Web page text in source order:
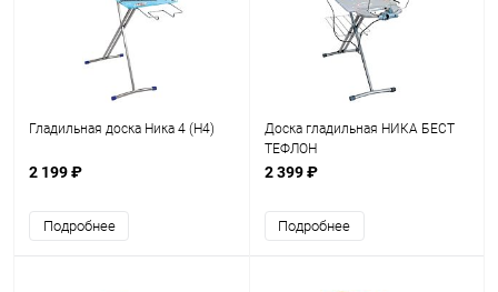
Гладильная доска Ника 4 (Н4)
2 199 ₽
Подробнее
Доска гладильная НИКА БЕСТ
ТЕФЛОН
2 399 ₽
Подробнее